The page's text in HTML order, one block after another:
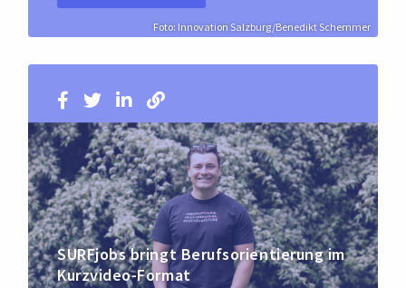
Foto: Innovation Salzburg/Benedikt Schemmer
SURFjobs bringt Berufsorientierung im
Kurzvideo-Format